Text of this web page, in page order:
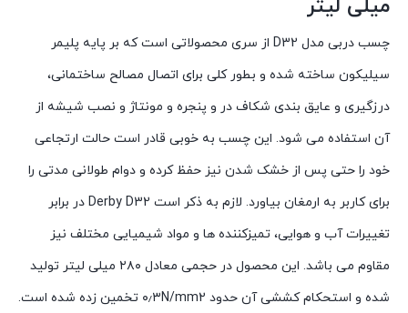
میلی لیتر
چسب دربی مدل D32 از سری محصولاتی است که بر پایه پلیمر
سیلیکون ساخته شده و بطور کلی برای اتصال مصالح ساختمانی،
درزگیری و عایق بندی شکاف در و پنجره و مونتاژ و نصب شیشه از
آن استفاده می شود. این چسب به خوبی قادر است حالت ارتجاعی
خود را حتی پس از خشک شدن نیز حفظ کرده و دوام طولانی مدتی را
برای کاربر به ارمغان بیاورد. لازم به ذکر است Derby D32 در برابر
تغییرات آب و هوایی، تمیزکننده ها و مواد شیمیایی مختلف نیز
مقاوم می باشد. این محصول در حجمی معادل ۲۸۰ میلی لیتر تولید
شده و استحکام کششی آن حدود ۰٫۳N/mm2 تخمین زده شده است.